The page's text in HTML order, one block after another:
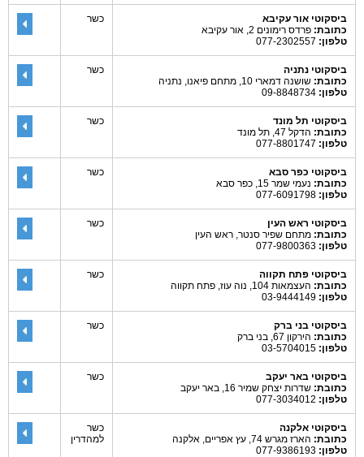
ביסקוטי אור עקיבא
כתובת: פרדס רימונים 2, אור עקיבא
טלפון:
כשר
ביסקוטי נתניה
כתובת: שושנה דמארי 10, מתחם פיאנו, נתניה
טלפון:
כשר
ביסקוטי תל מונד
כתובת: הדקל 47, תל מונד
טלפון:
כשר
ביסקוטי כפר סבא
כתובת: נעמי שמר 15, כפר סבא
טלפון:
כשר
ביסקוטי ראש העין
כתובת: מתחם שפיר סנטר, ראש העין
טלפון:
כשר
ביסקוטי פתח תקווה
כתובת: העצמאות 104, נוה עוז, פתח תקווה
טלפון:
כשר
ביסקוטי בני ברק
כתובת: הירקון 67, בני ברק
טלפון:
כשר
ביסקוטי באר יעקב
כתובת: שדרות יצחק שמיר 16, באר יעקב
טלפון:
כשר
ביסקוטי אלקנה
כתובת: הארז מגרש 74, עץ אפריים, אלקנה
טלפון:
כשר
למהדרין